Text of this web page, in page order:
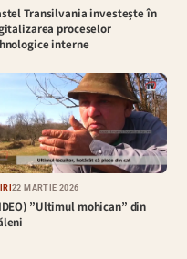
Transilvania investește în
proceselor
interne
22 MARTIE 2026
”Ultimul mohican” din